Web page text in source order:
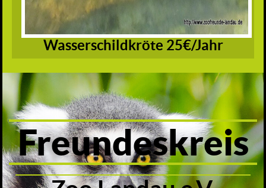
Wasserschildkröte 25€/Jahr
Freundeskreis